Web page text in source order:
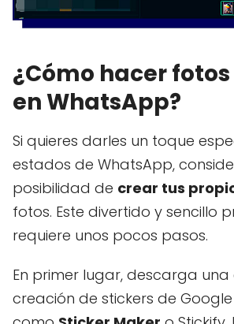
¿Cómo hacer
en WhatsApp?
Si quieres darles un toque
estados de WhatsApp,
posibilidad de crear tus
fotos. Este divertido y sencillo
requiere unos pocos pasos.
En primer lugar, descarga
creación de stickers de Google